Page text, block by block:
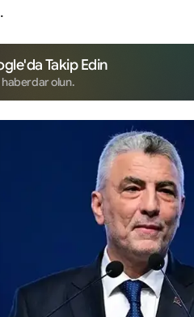
Takip Edin
haberdar olun.